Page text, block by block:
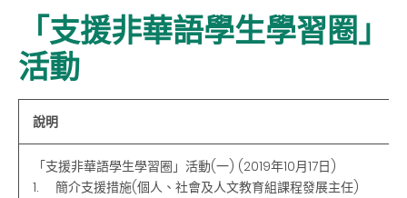
「支援非華語學生學習圈」
活動
說明
「支援非華語學生學習圈」活動(一) (2019年10月17日)
簡介支援措施(個人、社會及人文教育組課程發展主任)